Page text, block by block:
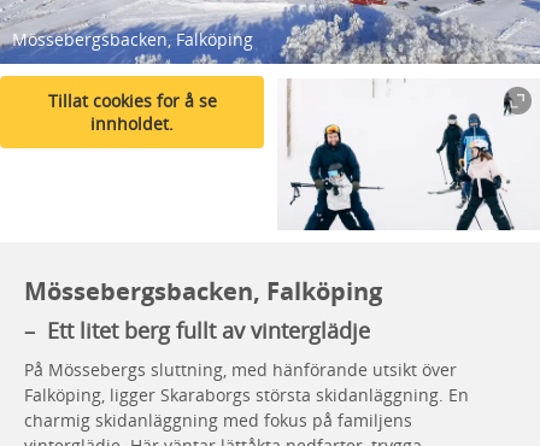
Mössebergsbacken, Falköping
Tillat cookies for å se
innholdet.
Mössebergsbacken, Falköping
– Ett litet berg fullt av vinterglädje
På Mössebergs sluttning, med hänförande utsikt över
Falköping, ligger Skaraborgs största skidanläggning. En
charmig skidanläggning med fokus på familjens